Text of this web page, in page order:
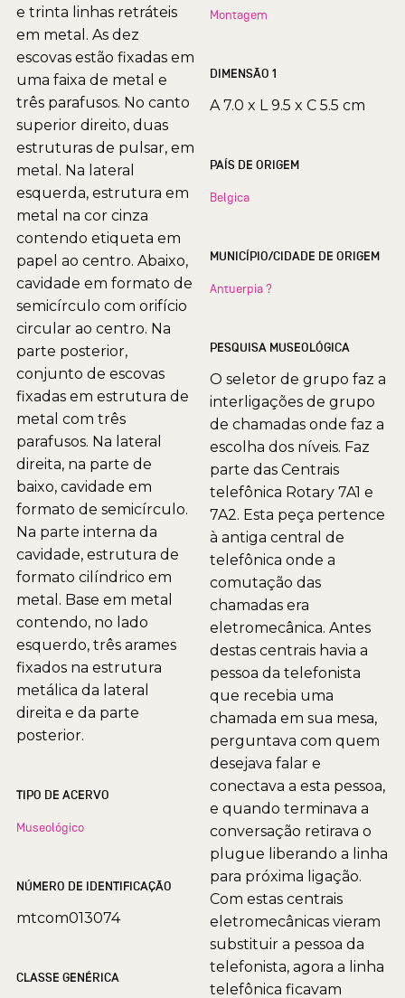
e trinta linhas retráteis
em metal. As dez
escovas estão fixadas em
uma faixa de metal e
três parafusos. No canto
superior direito, duas
estruturas de pulsar, em
metal. Na lateral
esquerda, estrutura em
metal na cor cinza
contendo etiqueta em
papel ao centro. Abaixo,
cavidade em formato de
semicírculo com orifício
circular ao centro. Na
parte posterior,
conjunto de escovas
fixadas em estrutura de
metal com três
parafusos. Na lateral
direita, na parte de
baixo, cavidade em
formato de semicírculo.
Na parte interna da
cavidade, estrutura de
formato cilíndrico em
metal. Base em metal
contendo, no lado
esquerdo, três arames
fixados na estrutura
metálica da lateral
direita e da parte
posterior.
TIPO DE ACERVO
Museológico
NÚMERO DE IDENTIFICAÇÃO
mtcom013074
CLASSE GENÉRICA
Montagem
DIMENSÃO 1
A 7.0 x L 9.5 x C 5.5 cm
PAÍS DE ORIGEM
Belgica
MUNICÍPIO/CIDADE DE ORIGEM
Antuerpia ?
PESQUISA MUSEOLÓGICA
O seletor de grupo faz a
interligações de grupo
de chamadas onde faz a
escolha dos níveis. Faz
parte das Centrais
telefônica Rotary 7A1 e
7A2. Esta peça pertence
à antiga central de
telefônica onde a
comutação das
chamadas era
eletromecânica. Antes
destas centrais havia a
pessoa da telefonista
que recebia uma
chamada em sua mesa,
perguntava com quem
desejava falar e
conectava a esta pessoa,
e quando terminava a
conversação retirava o
plugue liberando a linha
para próxima ligação.
Com estas centrais
eletromecânicas vieram
substituir a pessoa da
telefonista, agora a linha
telefônica ficavam